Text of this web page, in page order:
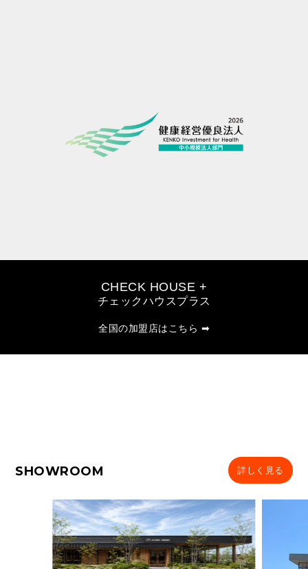
CHECK HOUSE +
チェックハウスプラス
全国の加盟店はこちら ➡
SHOWROOM 詳しく見る